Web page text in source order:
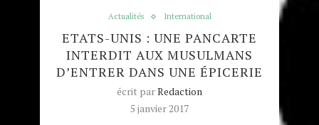
Actualités International
ETATS-UNIS : UNE PANCARTE
INTERDIT AUX MUSULMANS
D’ENTRER DANS UNE ÉPICERIE
écrit parRedaction
5 janvier 2017